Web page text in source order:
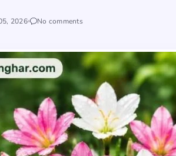
2026 No comments